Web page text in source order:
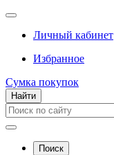
Личный кабинет
Избранное
Сумка покупок
Найти
Поиск